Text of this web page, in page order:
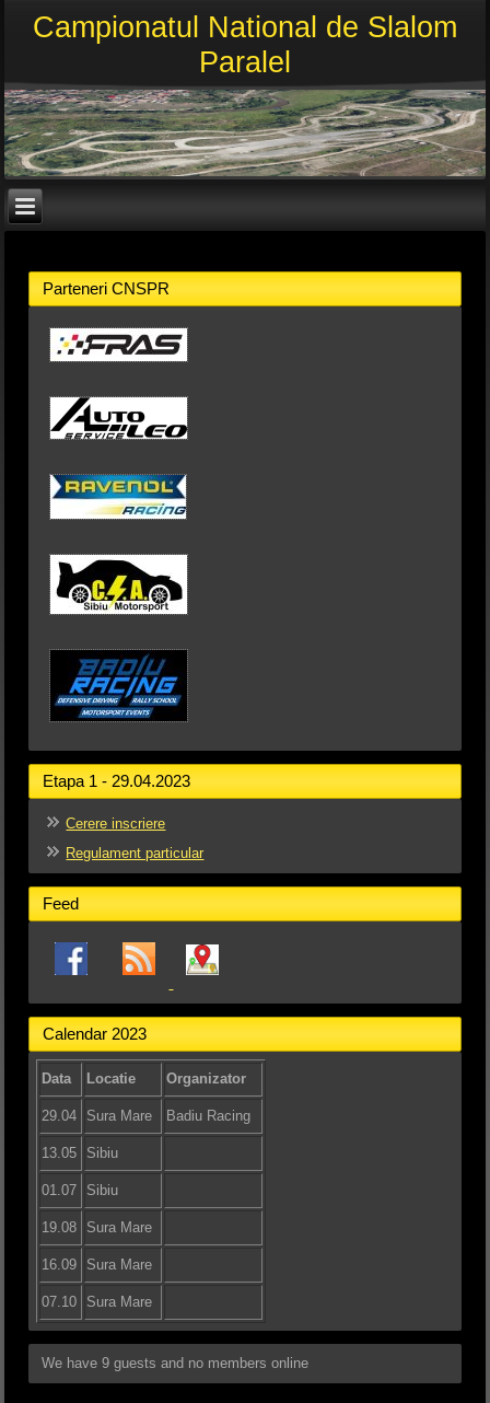
Campionatul National de Slalom
Paralel
Parteneri CNSPR
Etapa 1 - 29.04.2023
Cerere inscriere
Regulament particular
Feed
Calendar 2023
Data Locatie Organizator
29.04 Sura Mare Badiu Racing
13.05 Sibiu
01.07 Sibiu
19.08 Sura Mare
16.09 Sura Mare
07.10 Sura Mare
We have 9 guests and no members online